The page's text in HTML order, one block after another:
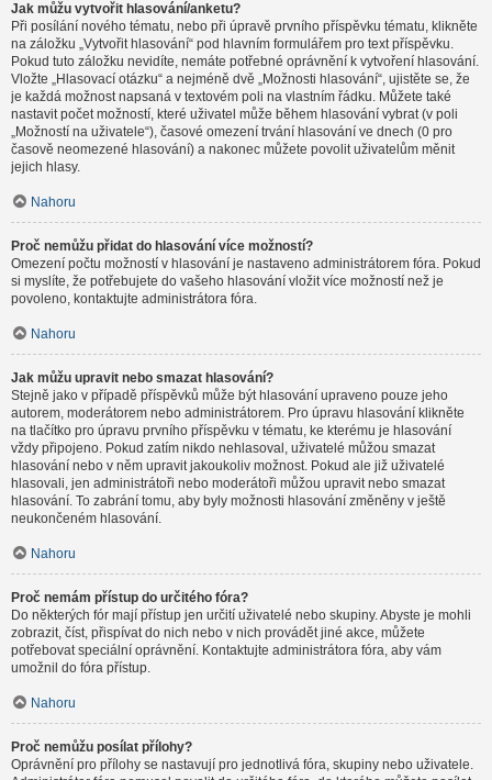
Jak můžu vytvořit hlasování/anketu?
Při posílání nového tématu, nebo při úpravě prvního příspěvku tématu, klikněte
na záložku „Vytvořit hlasování“ pod hlavním formulářem pro text příspěvku.
Pokud tuto záložku nevidíte, nemáte potřebné oprávnění k vytvoření hlasování.
Vložte „Hlasovací otázku“ a nejméně dvě „Možnosti hlasování“, ujistěte se, že
je každá možnost napsaná v textovém poli na vlastním řádku. Můžete také
nastavit počet možností, které uživatel může během hlasování vybrat (v poli
„Možností na uživatele“), časové omezení trvání hlasování ve dnech (0 pro
časově neomezené hlasování) a nakonec můžete povolit uživatelům měnit
jejich hlasy.
Nahoru
Proč nemůžu přidat do hlasování více možností?
Omezení počtu možností v hlasování je nastaveno administrátorem fóra. Pokud
si myslíte, že potřebujete do vašeho hlasování vložit více možností než je
povoleno, kontaktujte administrátora fóra.
Nahoru
Jak můžu upravit nebo smazat hlasování?
Stejně jako v případě příspěvků může být hlasování upraveno pouze jeho
autorem, moderátorem nebo administrátorem. Pro úpravu hlasování klikněte
na tlačítko pro úpravu prvního příspěvku v tématu, ke kterému je hlasování
vždy připojeno. Pokud zatím nikdo nehlasoval, uživatelé můžou smazat
hlasování nebo v něm upravit jakoukoliv možnost. Pokud ale již uživatelé
hlasovali, jen administrátoři nebo moderátoři můžou upravit nebo smazat
hlasování. To zabrání tomu, aby byly možnosti hlasování změněny v ještě
neukončeném hlasování.
Nahoru
Proč nemám přístup do určitého fóra?
Do některých fór mají přístup jen určití uživatelé nebo skupiny. Abyste je mohli
zobrazit, číst, přispívat do nich nebo v nich provádět jiné akce, můžete
potřebovat speciální oprávnění. Kontaktujte administrátora fóra, aby vám
umožnil do fóra přístup.
Nahoru
Proč nemůžu posílat přílohy?
Oprávnění pro přílohy se nastavují pro jednotlivá fóra, skupiny nebo uživatele.